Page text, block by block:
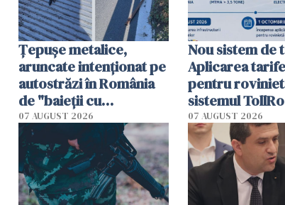
Țepușe metalice,
aruncate intenționat pe
autostrăzi în România
de "baieții cu
platforme": "Mi-au
cerut 1200 lei să mă
tracteze"
07 AUGUST 2026
Nou sistem de
Aplicarea
pentru
sistemul
începe la 1
07 AUGUST 2026